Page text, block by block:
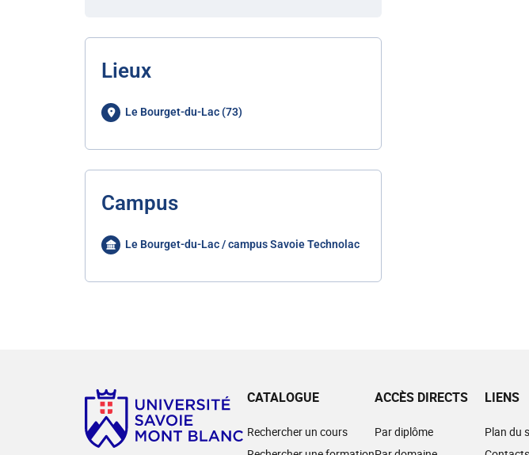
Lieux
Le Bourget-du-Lac (73)
Campus
Le Bourget-du-Lac / campus Savoie Technolac
CATALOGUE
Rechercher un cours
ACCÈS DIRECTS
Par diplôme
LIENS
Plan du